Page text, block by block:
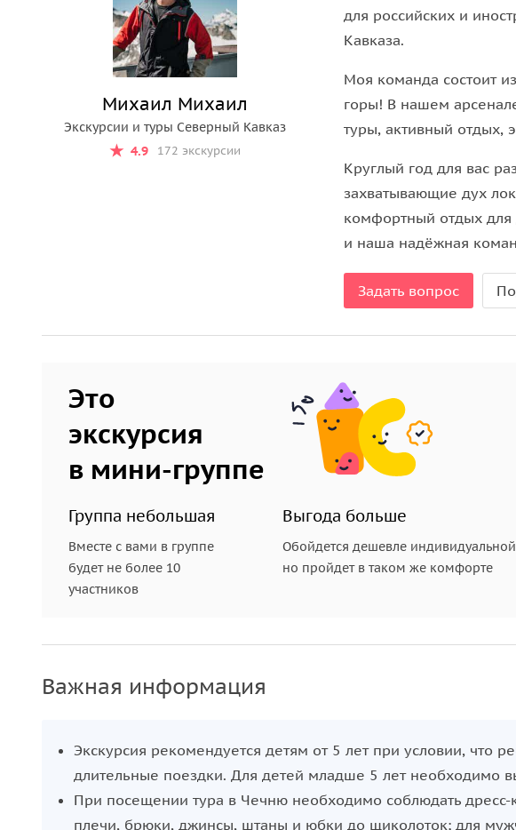
Михаил Михаил
Экскурсии и туры Северный Кавказ
4.9
172 экскурсии
для российских и
Кавказа.
Моя команда состоит
горы! В нашем
туры, активный отдых,
Круглый год для вас
захватывающие дух
комфортный отдых для
и наша надёжная
Задать вопрос
Это
экскурсия
в мини-группе
Группа небольшая
Вместе с вами в группе
будет не более 10
участников
Выгода больше
Обойдется дешевле
но пройдет в таком же комфорте
Важная информация
Экскурсия рекомендуется детям от 5 лет при условии, что
длительные поездки. Для детей младше 5 лет необходимо
При посещении тура в Чечню необходимо соблюдать
плечи, брюки, джинсы, штаны и юбки до щиколоток; для